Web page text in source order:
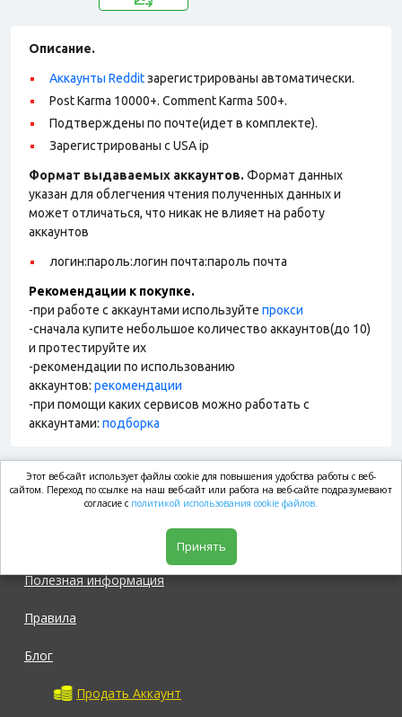
Описание.
Аккаунты Redditзарегистрированы автоматически.
Post Karma 10000+. Comment Karma 500+.
Подтверждены по почте(идет в комплекте).
Зарегистрированы с USA ip
Формат выдаваемых аккаунтов. Формат данных
указан для облегчения чтения полученных данных и
может отличаться, что никак не влияет на работу
аккаунтов
логин:пароль:логин почта:пароль почта
Рекомендации к покупке.
-при работе с аккаунтами используйте прокси
-сначала купите небольшое количество аккаунтов(до 10)
и протестируйте их
-рекомендации по использованию
аккаунтов: рекомендации
-при помощи каких сервисов можно работать с
аккаунтами: подборка
market.com
Полезная информация
Правила
Блог
Продать Аккаунт
Этот веб-сайт использует файлы cookie для повышения удобства работы с веб-
сайтом. Переход по ссылке на наш веб-сайт или работа на веб-сайте подразумевают
согласие с политикой использования cookie файлов.
Принять